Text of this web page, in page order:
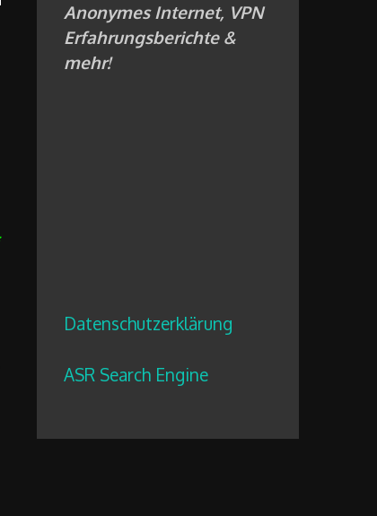
Anonymes Internet, VPN
Erfahrungsberichte &
mehr!
Datenschutzerklärung
ASR Search Engine